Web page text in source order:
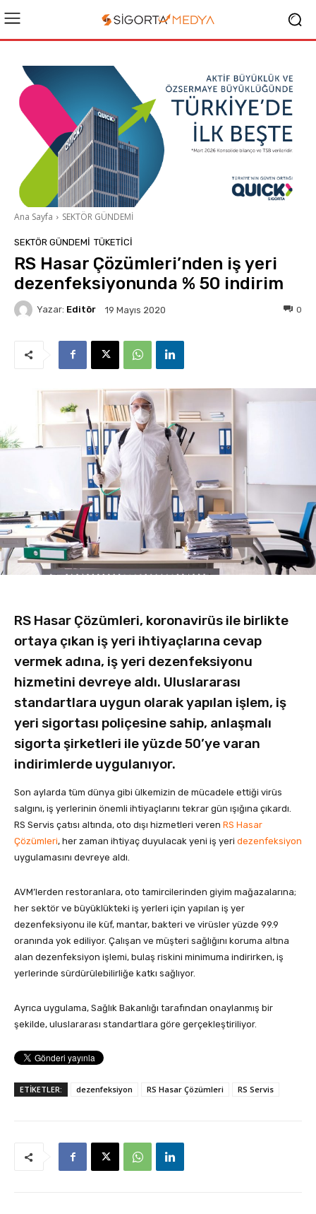
Ana Sayfa SEKTÖR GÜNDEMİ
SEKTÖR GÜNDEMİ TÜKETICI
RS Hasar Çözümleri’nden iş yeri
dezenfeksiyonunda % 50 indirim
Yazar: Editör 19 Mayıs 2020 0
RS Hasar Çözümleri, koronavirüs ile birlikte
ortaya çıkan iş yeri ihtiyaçlarına cevap
vermek adına, iş yeri dezenfeksiyonu
hizmetini devreye aldı. Uluslararası
standartlara uygun olarak yapılan işlem, iş
yeri sigortası poliçesine sahip, anlaşmalı
sigorta şirketleri ile yüzde 50’ye varan
indirimlerde uygulanıyor.
Son aylarda tüm dünya gibi ülkemizin de mücadele ettiği virüs
salgını, iş yerlerinin önemli ihtiyaçlarını tekrar gün ışığına çıkardı.
RS Servis çatısı altında, oto dışı hizmetleri veren RS Hasar
Çözümleri, her zaman ihtiyaç duyulacak yeni iş yeri dezenfeksiyon
uygulamasını devreye aldı.
AVM’lerden restoranlara, oto tamircilerinden giyim mağazalarına;
her sektör ve büyüklükteki iş yerleri için yapılan iş yer
dezenfeksiyonu ile küf, mantar, bakteri ve virüsler yüzde 99.9
oranında yok ediliyor. Çalışan ve müşteri sağlığını koruma altına
alan dezenfeksiyon işlemi, bulaş riskini minimuma indirirken, iş
yerlerinde sürdürülebilirliğe katkı sağlıyor.
Ayrıca uygulama, Sağlık Bakanlığı tarafından onaylanmış bir
şekilde, uluslararası standartlara göre gerçekleştiriliyor.
ETİKETLER: dezenfeksiyon RS Hasar Çözümleri RS Servis